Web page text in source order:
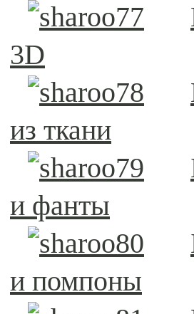
3D
из ткани
и фанты
и помпоны